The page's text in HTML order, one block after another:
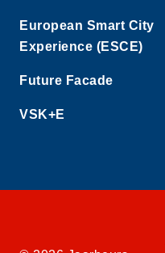
European Smart City
Experience (ESCE)
Future Facade
VSK+E